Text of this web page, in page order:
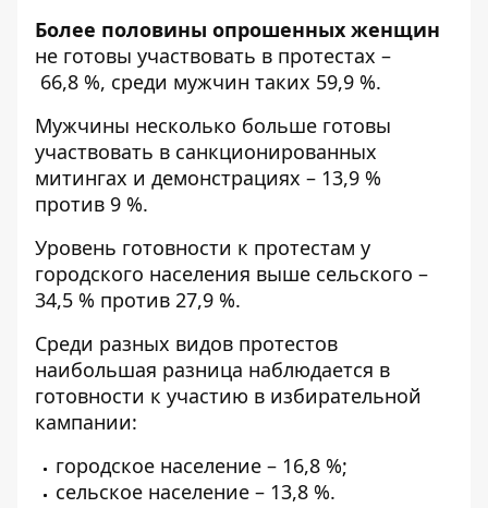
Более половины опрошенных женщин
не готовы участвовать в протестах –
66,8 %, среди мужчин таких 59,9 %.
Мужчины несколько больше готовы
участвовать в санкционированных
митингах и демонстрациях – 13,9 %
против 9 %.
Уровень готовности к протестам у
городского населения выше сельского –
34,5 % против 27,9 %.
Среди разных видов протестов
наибольшая разница наблюдается в
готовности к участию в избирательной
кампании:
городское население – 16,8 %;
сельское население – 13,8 %.